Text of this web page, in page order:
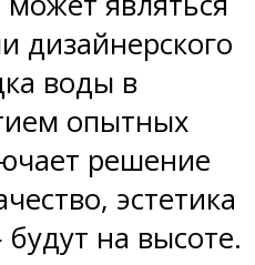
дизайнерского
воды в
опытных
решение
эстетика
на высоте.